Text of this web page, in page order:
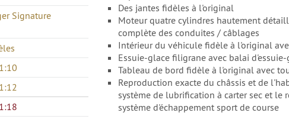
Signature
Des jantes fidèles à l'original
Moteur quatre cylindres hautement
complète des conduites / câblages
Intérieur du véhicule fidèle à l'original
Essuie-glace filigrane avec balai
Tableau de bord fidèle à l'original avec
Reproduction exacte du châssis et de
système de lubrification à carter sec et le
système d'échappement sport de course